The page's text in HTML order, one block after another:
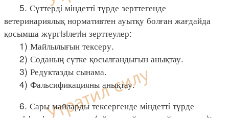
5. Сүттердi мiндеттi түрде зерттегенде
ветеринариялық нормативтен ауытқу болған жағдайда
қосымша жүргiзiлетiн зерттеулер:
1) Майлылығын тексеру.
2) Соданың сүтке қосылғандығын анықтау.
3) Редуктазды сынама.
4) Фальсификацияны анықтау.
6. Сары майларды тексергенде мiндеттi түрде